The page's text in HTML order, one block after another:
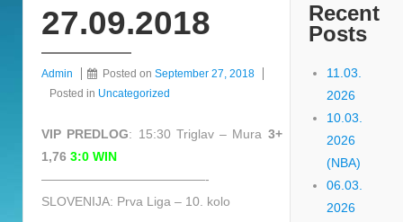
27.09.2018
Admin Posted on September 27, 2018
Posted in Uncategorized
VIP PREDLOG: 15:30 Triglav – Mura 3+
1,76 3:0 WIN
—————————————-
SLOVENIJA: Prva Liga – 10. kolo
Recent
Posts
11.03.
2026
10.03.
2026
(NBA)
06.03.
2026